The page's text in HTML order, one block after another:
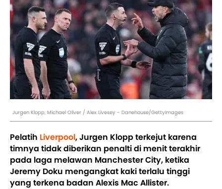
Jurgen Klopp, Michael Oliver / Alex Livesey - Danehouse/GettyImages
Pelatih Liverpool, Jurgen Klopp terkejut karena
timnya tidak diberikan penalti di menit terakhir
pada laga melawan Manchester City, ketika
Jeremy Doku mengangkat kaki terlalu tinggi
yang terkena badan Alexis Mac Allister.